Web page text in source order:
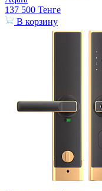
137 500 Тенге
В корзину